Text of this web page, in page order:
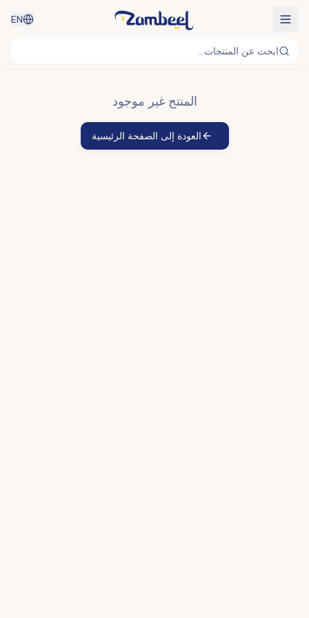
EN
ابحث عن المنتجات...
المنتج غير موجود
العودة إلى الصفحة الرئيسية